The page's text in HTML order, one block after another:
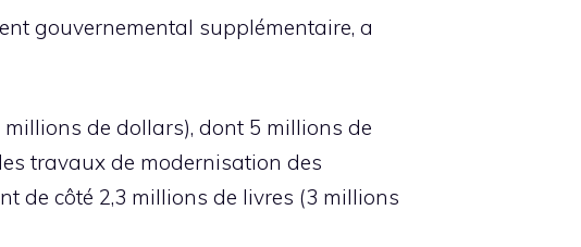
gouvernemental supplémentaire, a
de dollars), dont 5 millions de
travaux de modernisation des
de côté 2,3 millions de livres (3 millions